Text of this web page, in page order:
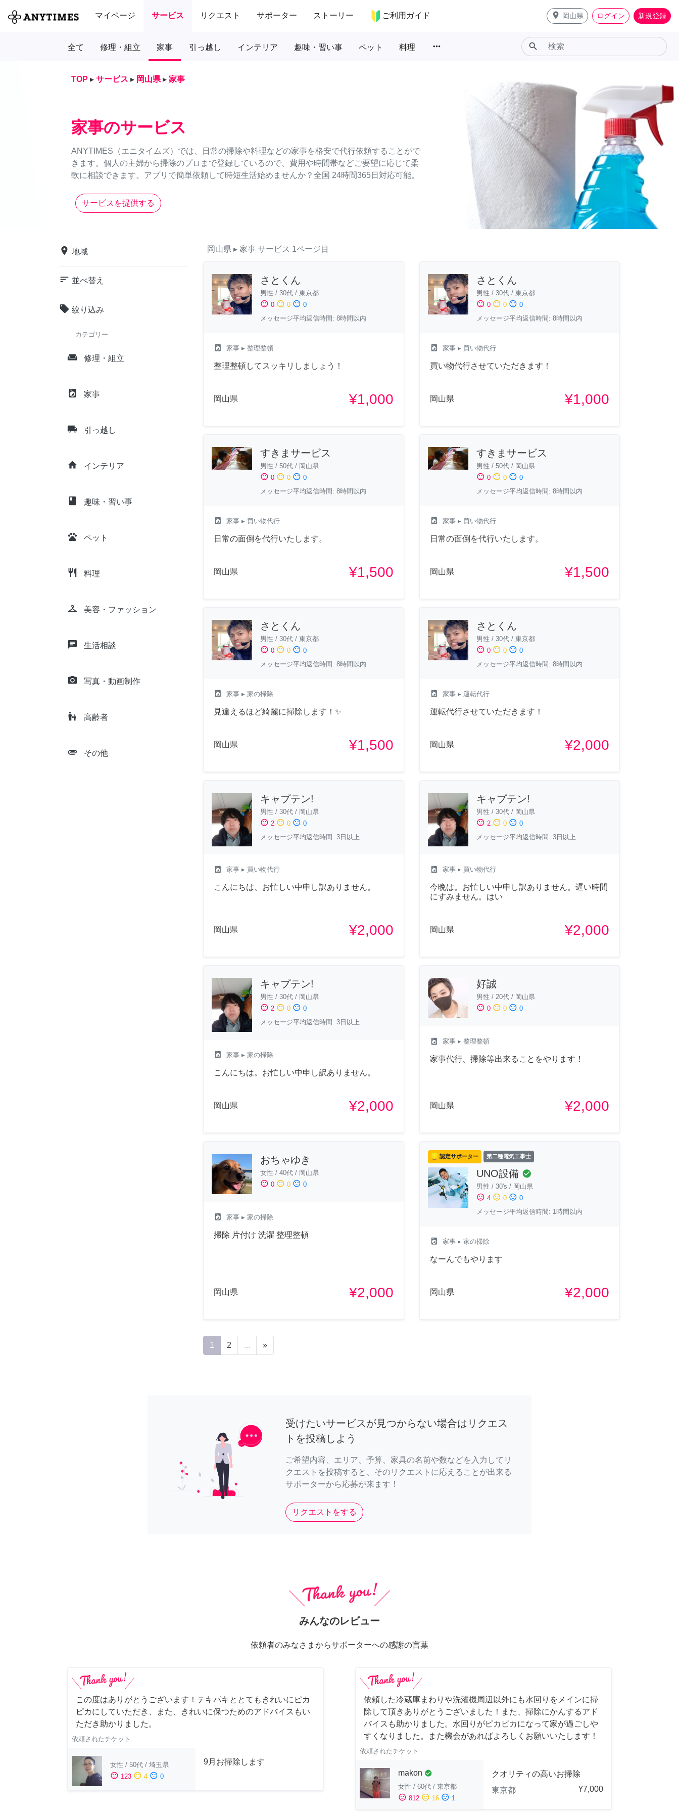
マイページ サービス リクエスト サポーター ストーリー ご利用ガイド place 岡山県 ログイン 新規登録
全て 修理・組立 家事 引っ越し インテリア 趣味・習い事 ペット 料理 more_horiz search
TOP ▸ サービス ▸ 岡山県 ▸ 家事
家事のサービス
ANYTIMES（エニタイムズ）では、日常の掃除や料理などの家事を格安で代行依頼することがで
きます。個人の主婦から掃除のプロまで登録しているので、費用や時間帯などご要望に応じて柔
軟に相談できます。アプリで簡単依頼して時短生活始めませんか？全国 24時間365日対応可能。
サービスを提供する
place 地域
sort 並べ替え
local_offer 絞り込み
カテゴリー
weekend 修理・組立
local_laundry_service 家事
local_shipping 引っ越し
home インテリア
class 趣味・習い事
pets ペット
restaurant 料理
checkroom 美容・ファッション
chat 生活相談
camera_alt 写真・動画制作
escalator_warning 高齢者
attachment その他
岡山県 ▸ 家事 サービス 1ページ目
さとくん
男性 / 30代 / 東京都
sentiment_satisfied 0 sentiment_neutral 0 sentiment_dissatisfied 0
メッセージ平均返信時間: 8時間以内
local_laundry_service 家事 ▸ 整理整頓
整理整頓してスッキリしましょう！
岡山県 ¥1,000
さとくん
男性 / 30代/ 東京都
sentiment_satisfied 0 sentiment_neutral 0 sentiment_dissatisfied 0
メッセージ平均返信時間: 8時間以内
local_laundry_service 家事▸ 買い物代行
買い物代行させていただきます！
岡山県 ¥1,000
すきまサービス
男性 / 50代 / 岡山県
sentiment_satisfied 0 sentiment_neutral 0 sentiment_dissatisfied 0
メッセージ平均返信時間: 8時間以内
local_laundry_service 家事 ▸ 買い物代行
日常の面倒を代行いたします。
岡山県 ¥1,500
すきまサービス
男性 / 50代/ 岡山県
sentiment_satisfied 0 sentiment_neutral 0 sentiment_dissatisfied 0
メッセージ平均返信時間: 8時間以内
local_laundry_service 家事▸ 買い物代行
日常の面倒を代行いたします。
岡山県 ¥1,500
さとくん
男性 / 30代 / 東京都
sentiment_satisfied 0 sentiment_neutral 0 sentiment_dissatisfied 0
メッセージ平均返信時間: 8時間以内
local_laundry_service 家事 ▸ 家の掃除
見違えるほど綺麗に掃除します！✨
岡山県 ¥1,500
さとくん
男性 / 30代/ 東京都
sentiment_satisfied 0 sentiment_neutral 0 sentiment_dissatisfied 0
メッセージ平均返信時間: 8時間以内
local_laundry_service 家事▸ 運転代行
運転代行させていただきます！
岡山県 ¥2,000
キャプテン!
男性 / 30代 / 岡山県
sentiment_satisfied 2 sentiment_neutral 0 sentiment_dissatisfied 0
メッセージ平均返信時間: 3日以上
local_laundry_service 家事 ▸ 買い物代行
こんにちは、お忙しい中申し訳ありません。
岡山県 ¥2,000
キャプテン!
男性 / 30代/ 岡山県
sentiment_satisfied 2 sentiment_neutral 0 sentiment_dissatisfied 0
メッセージ平均返信時間: 3日以上
local_laundry_service 家事▸ 買い物代行
今晩は。お忙しい中申し訳ありません。遅い時間
にすみません。はい
岡山県 ¥2,000
キャプテン!
男性 / 30代 / 岡山県
sentiment_satisfied 2 sentiment_neutral 0 sentiment_dissatisfied 0
メッセージ平均返信時間: 3日以上
local_laundry_service 家事 ▸ 家の掃除
こんにちは。お忙しい中申し訳ありません。
岡山県 ¥2,000
好誠
男性 / 20代/ 岡山県
sentiment_satisfied 0 sentiment_neutral 0 sentiment_dissatisfied 0
local_laundry_service 家事▸ 整理整頓
家事代行、掃除等出来ることをやります！
岡山県 ¥2,000
おちゃゆき
女性 / 40代 / 岡山県
sentiment_satisfied 0 sentiment_neutral 0 sentiment_dissatisfied 0
local_laundry_service 家事 ▸ 家の掃除
掃除 片付け 洗濯 整理整頓
岡山県 ¥2,000
認定サポーター 第二種電気工事士
UNO設備 check_circle
男性 / 30's / 岡山県
sentiment_satisfied 4 sentiment_neutral 0 sentiment_dissatisfied 0
メッセージ平均返信時間: 1時間以内
local_laundry_service 家事▸ 家の掃除
なーんでもやります
岡山県 ¥2,000
1 2 ... »
受けたいサービスが見つからない場合はリクエス
トを投稿しよう
ご希望内容、エリア、予算、家具の名前や数などを入力してリ
クエストを投稿すると、そのリクエストに応えることが出来る
サポーターから応募が来ます！
リクエストをする
みんなのレビュー
依頼者のみなさまからサポーターへの感謝の言葉
この度はありがとうございます！テキパキととてもきれいにピカ
ピカにしていただき、また、きれいに保つためのアドバイスもい
ただき助かりました。
依頼されたチケット
女性 / 50代 / 埼玉県
sentiment_satisfied 123 sentiment_neutral 4 sentiment_dissatisfied 0
9月お掃除します
依頼した冷蔵庫まわりや洗濯機周辺以外にも水回りをメインに掃
除して頂きありがとうございました！また、掃除にかんするアド
バイスも助かりました。水回りがピカピカになって家が過ごしや
すくなりました。また機会があればよろしくお願いいたします！
依頼されたチケット
makon check_circle
女性 / 60代 / 東京都
sentiment_satisfied 812 sentiment_neutral 16 sentiment_dissatisfied 1
クオリティの高いお掃除
東京都
¥7,000